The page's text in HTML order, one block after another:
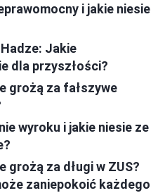
i jakie niesie
Jakie
dla przyszłości?
grożą za fałszywe
wyroku i jakie niesie ze
grożą za długi w ZUS?
zaniepokoić każdego